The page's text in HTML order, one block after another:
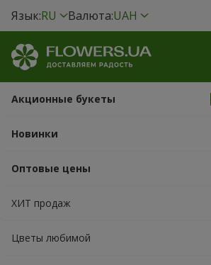
Язык:RU Валюта:UAH
Акционные букеты
Новинки
Оптовые цены
ХИТ продаж
Цветы любимой